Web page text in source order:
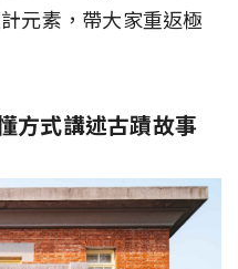
元素，帶大家重返極
方式講述古蹟故事